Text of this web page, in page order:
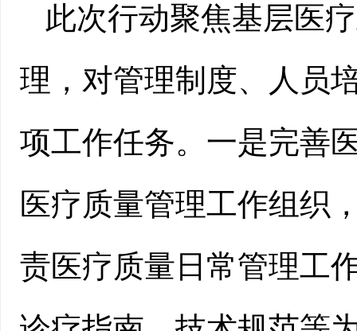
此次行动聚焦基层医
理，对管理制度、人员
项工作任务。一是完善
医疗质量管理工作组织
责医疗质量日常管理工